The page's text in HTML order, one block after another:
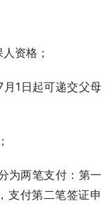
资格；
1日起可递交父母
为两笔支付：第一
支付第二笔签证申